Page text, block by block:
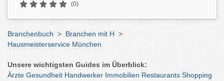
(0)
Branchenbuch > Branchen mit H >
Hausmeisterservice München
Unsere wichtigsten Guides im Überblick:
Ärzte Gesundheit Handwerker Immobilien Restaurants Shopping